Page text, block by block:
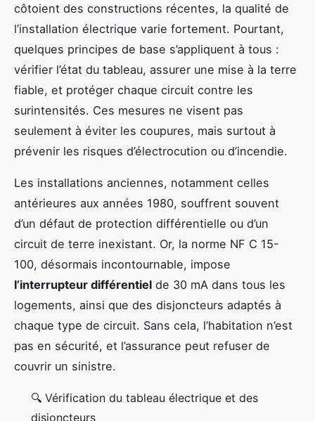
côtoient des constructions récentes, la qualité de
l’installation électrique varie fortement. Pourtant,
quelques principes de base s’appliquent à tous :
vérifier l’état du tableau, assurer une mise à la terre
fiable, et protéger chaque circuit contre les
surintensités. Ces mesures ne visent pas
seulement à éviter les coupures, mais surtout à
prévenir les risques d’électrocution ou d’incendie.
Les installations anciennes, notamment celles
antérieures aux années 1980, souffrent souvent
d’un défaut de protection différentielle ou d’un
circuit de terre inexistant. Or, la norme NF C 15-
100, désormais incontournable, impose
l’interrupteur différentiel de 30 mA dans tous les
logements, ainsi que des disjoncteurs adaptés à
chaque type de circuit. Sans cela, l’habitation n’est
pas en sécurité, et l’assurance peut refuser de
couvrir un sinistre.
🔍 Vérification du tableau électrique et des
disjoncteurs